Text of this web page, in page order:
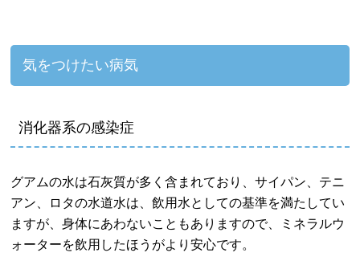
気をつけたい病気
消化器系の感染症
グアムの水は石灰質が多く含まれており、サイパン、テニ
アン、ロタの水道水は、飲用水としての基準を満たしてい
ますが、身体にあわないこともありますので、ミネラルウ
ォーターを飲用したほうがより安心です。